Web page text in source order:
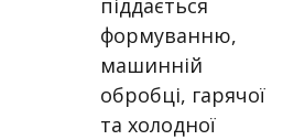
піддається
формуванню,
машинній
обробці, гарячої
та холодної